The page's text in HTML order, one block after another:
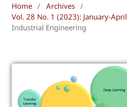
Home / Archives /
Vol. 28 No. 1 (2023): January-April
Industrial Engineering